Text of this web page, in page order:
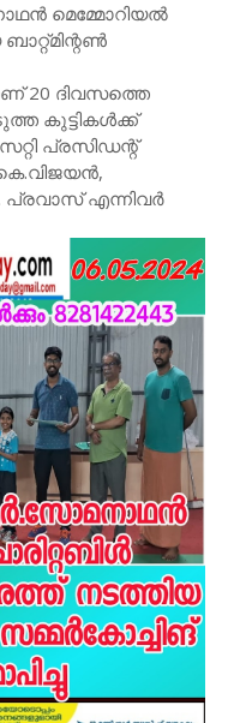
മെമ്മോറിയൽ
20 ദിവസത്തെ
കുട്ടികൾക്ക്
പ്രസിഡന്റ്
എന്നിവർ